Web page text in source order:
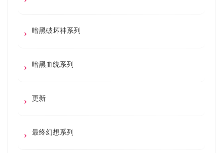
暗黑破坏神系列
暗黑血统系列
更新
最终幻想系列